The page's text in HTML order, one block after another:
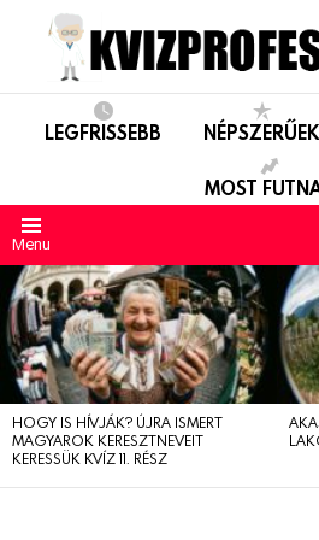
LEGFRISSEBB NÉPSZERŰEK
MOST
Menu
LEGUTÓBBIAK
HOGY IS HÍVJÁK? ÚJRA ISMERT
MAGYAROK KERESZTNEVEIT
KERESSÜK KVÍZ 11. RÉSZ